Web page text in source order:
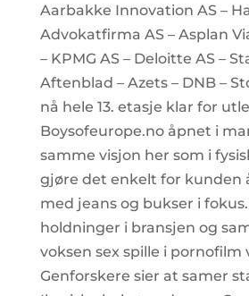
Aarbakke Innovation AS –
Advokatfirma AS – Asplan
– KPMG AS – Deloitte AS –
Aftenblad – Azets – DNB –
nå hele 13. etasje klar for
Boysofeurope.no åpnet i
samme visjon her som i
gjøre det enkelt for kunden
med jeans og bukser i
holdninger i bransjen og
voksen sex spille i pornofilm
Genforskere sier at samer